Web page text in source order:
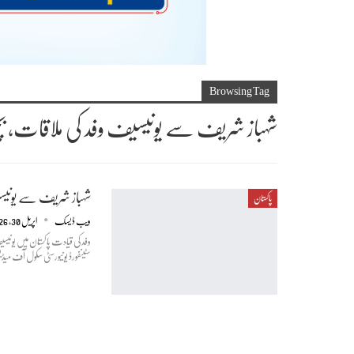
Browsing Tag
شہباز شریف سے یونیسیف وفد کی ملاقات،
پاکستان شہباز شریف سے
ویب ڈیسک اپریل 30, 2026
وفد کی قیادت پاکستان میں
سٹینفورڈ یونیورسٹی سکول آف